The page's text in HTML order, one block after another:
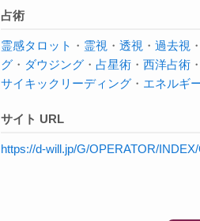
占術
霊感タロット ・ 霊視 ・ 透視 ・ 過去視 ・
グ ・ ダウジング ・ 占星術 ・ 西洋占術 ・
サイキック リーディング ・ エネルギ
サイト URL
https://d-will.jp/G/OPERATOR/